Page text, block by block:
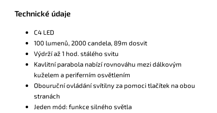
Technické údaje
C4 LED
100 lumenů, 2000 candela, 89m dosvit
Výdrží až 1 hod. stálého svitu
Kavlitní parabola nabízí rovnováhu mezi dálkovým
kuželem a periferním osvětlením
Obouruční ovládání svítilny za pomoci tlačítek na obou
stranách
Jeden mód: funkce silného světla